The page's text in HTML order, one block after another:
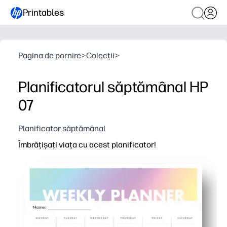
Printables
Pagina de pornire>Colecții>
Planificatorul săptămânal HP
07
Planificator săptămânal
Îmbrățișați viața cu acest planificator!